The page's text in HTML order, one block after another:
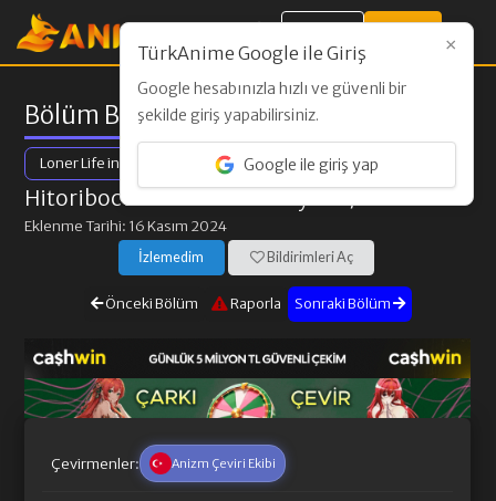
Bölüm Bilgileri
Loner Life in Another World
Hitoribocchi no Isekai Kouryaku/ 4. Bölüm
Eklenme Tarihi: 16 Kasım 2024
İzlemedim Bildirimleri Aç
Önceki Bölüm Raporla Sonraki Bölüm
Çevirmenler: Anizm Çeviri Ekibi
×
TürkAnime Google ile Giriş
Google hesabınızla hızlı ve güvenli bir
şekilde giriş yapabilirsiniz.
Google ile giriş yap